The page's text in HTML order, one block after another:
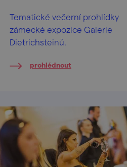
Tematické večerní prohlídky
zámecké expozice Galerie
Dietrichsteinů.
prohlédnout